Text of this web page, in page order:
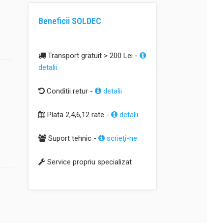
Beneficii SOLDEC
Transport gratuit > 200 Lei -
detalii
Conditii retur - detalii
Plata 2,4,6,12 rate - detalii
Suport tehnic - scrieţi-ne
Service propriu specializat